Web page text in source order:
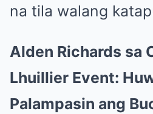
na tila walang
Alden Richards sa
Lhuillier Event:
Palampasin ang